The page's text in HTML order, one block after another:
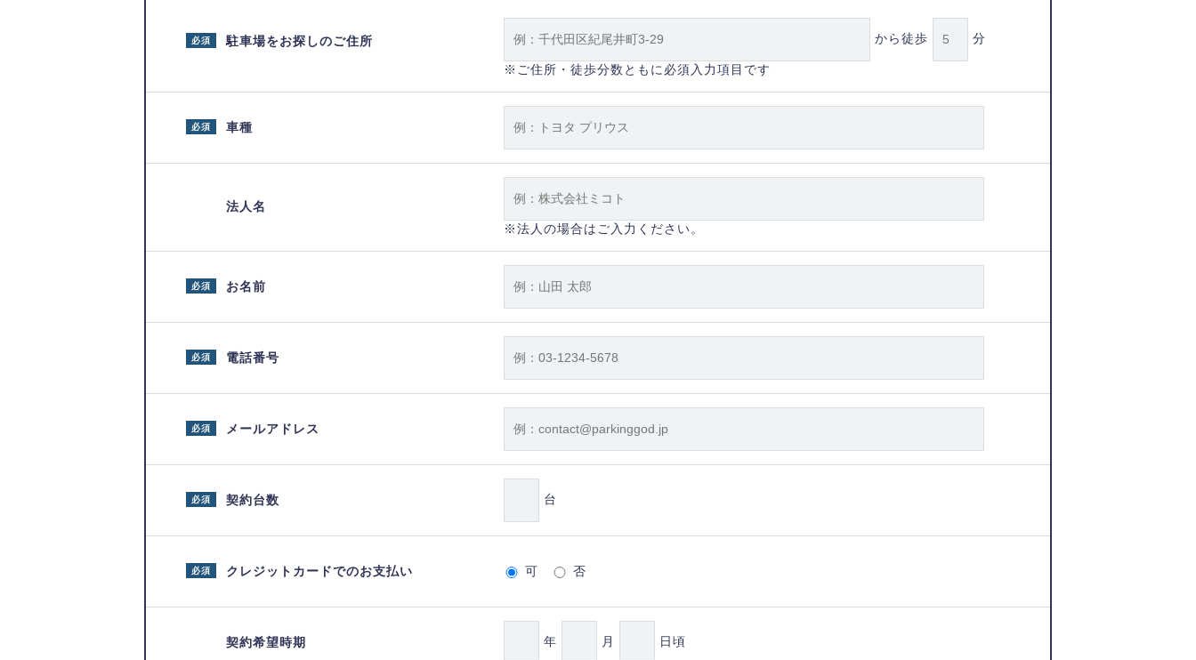
駐車場をお探しのご住所
必須 から徒歩 分
※ご住所・徒歩分数ともに必須入力項目です
車種
必須
法人名
※法人の場合はご入力ください。
お名前
必須
電話番号
必須
メールアドレス
必須
契約台数
必須 台
クレジットカードでのお支払い
必須 可 否
契約希望時期 年 月 日頃